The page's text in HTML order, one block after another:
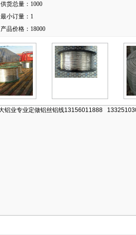
供货总量： 1000
最小订量： 1
产品价格： 18000